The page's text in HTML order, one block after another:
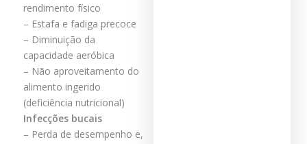
rendimento físico
– Estafa e fadiga precoce
– Diminuição da
capacidade aeróbica
– Não aproveitamento do
alimento ingerido
(deficiência nutricional)
Infecções bucais
– Perda de desempenho e,